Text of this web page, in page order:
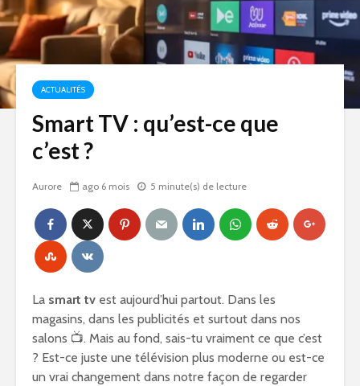
ACTUALITÉS
Smart TV : qu’est-ce que
c’est ?
Aurore ago 6 mois 5 minute(s) de lecture
La smart tv est aujourd’hui partout. Dans les
magasins, dans les publicités et surtout dans nos
salons 📺. Mais au fond, sais-tu vraiment ce que c’est
? Est-ce juste une télévision plus moderne ou est-ce
un vrai changement dans notre façon de regarder